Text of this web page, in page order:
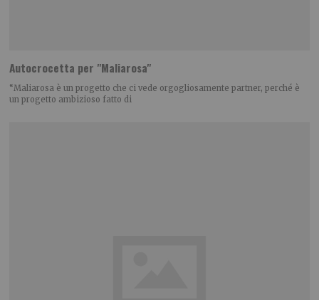
Autocrocetta per "Maliarosa"
“Maliarosa è un progetto che ci vede orgogliosamente partner, perché è
un progetto ambizioso fatto di